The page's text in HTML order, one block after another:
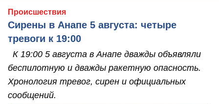
Происшествия
Сирены в Анапе 5 августа: четыре
тревоги к 19:00
К 19:00 5 августа в Анапе дважды объявляли
беспилотную и дважды ракетную опасность.
Хронология тревог, сирен и официальных
сообщений.